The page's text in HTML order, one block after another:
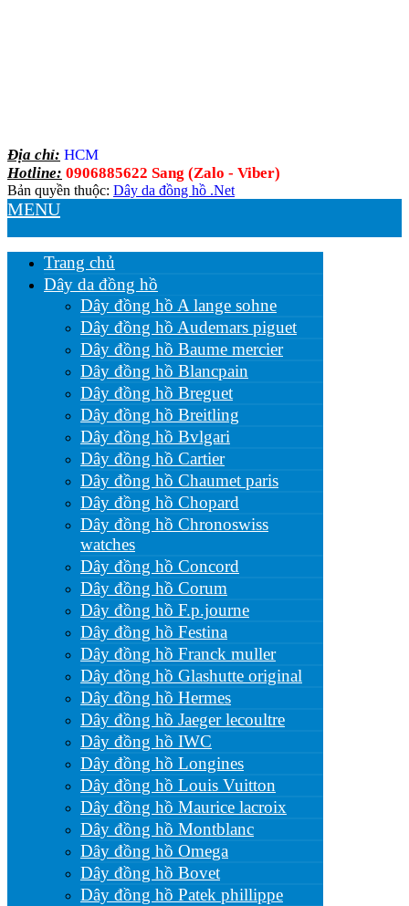
Địa chỉ: HCM
Hotline: 0906885622 Sang (Zalo - Viber)
Bản quyền thuộc: Dây da đồng hồ .Net
MENU
Trang chủ
Dây da đồng hồ
Dây đồng hồ A lange sohne
Dây đồng hồ Audemars piguet
Dây đồng hồ Baume mercier
Dây đồng hồ Blancpain
Dây đồng hồ Breguet
Dây đồng hồ Breitling
Dây đồng hồ Bvlgari
Dây đồng hồ Cartier
Dây đồng hồ Chaumet paris
Dây đồng hồ Chopard
Dây đồng hồ Chronoswiss
watches
Dây đồng hồ Concord
Dây đồng hồ Corum
Dây đồng hồ F.p.journe
Dây đồng hồ Festina
Dây đồng hồ Franck muller
Dây đồng hồ Glashutte original
Dây đồng hồ Hermes
Dây đồng hồ Jaeger lecoultre
Dây đồng hồ IWC
Dây đồng hồ Longines
Dây đồng hồ Louis Vuitton
Dây đồng hồ Maurice lacroix
Dây đồng hồ Montblanc
Dây đồng hồ Omega
Dây đồng hồ Bovet
Dây đồng hồ Patek phillippe